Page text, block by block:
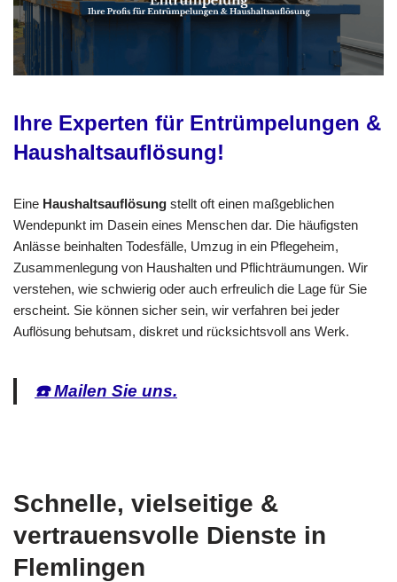
Ihre Experten für Entrümpelungen &
Haushaltsauflösung!
Eine Haushaltsauflösung stellt oft einen maßgeblichen
Wendepunkt im Dasein eines Menschen dar. Die häufigsten
Anlässe beinhalten Todesfälle, Umzug in ein Pflegeheim,
Zusammenlegung von Haushalten und Pflichträumungen. Wir
verstehen, wie schwierig oder auch erfreulich die Lage für Sie
erscheint. Sie können sicher sein, wir verfahren bei jeder
Auflösung behutsam, diskret und rücksichtsvoll ans Werk.
☎️ Mailen Sie uns.
Schnelle, vielseitige &
vertrauensvolle Dienste in
Flemlingen